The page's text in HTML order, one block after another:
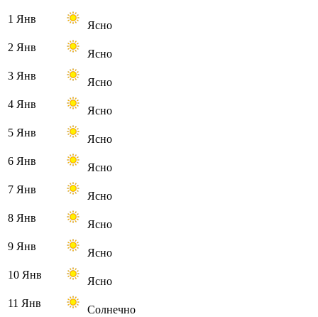
1 Янв
Ясно
2 Янв
Ясно
3 Янв
Ясно
4 Янв
Ясно
5 Янв
Ясно
6 Янв
Ясно
7 Янв
Ясно
8 Янв
Ясно
9 Янв
Ясно
10 Янв
Ясно
11 Янв
Солнечно